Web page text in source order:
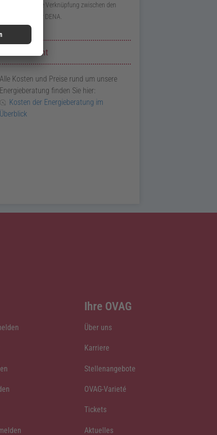
schafts­rechtliche Verknüpfung zwischen den
Experten und der DENA
Preisübersicht
Alle Kosten und Preise rund um unsere
Energieberatung finden Sie hier:
Kosten der Energieberatung im
Überblick
Ihre OVAG
Über uns
Karriere
Stellenangebote
OVAG-Varieté
Tickets
Aktuelles